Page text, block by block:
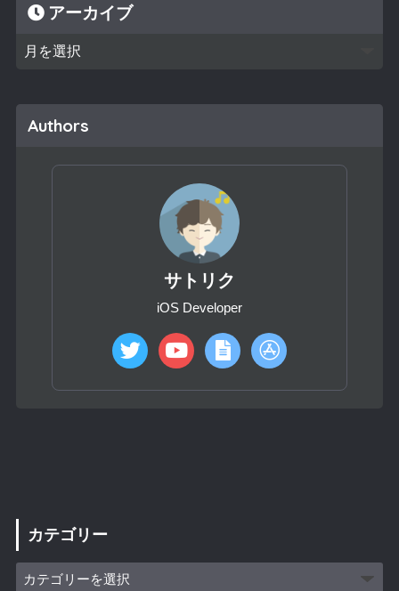
アーカイブ
Authors
サトリク
iOS Developer
カテゴリー